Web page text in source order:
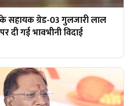
सहायक ग्रेड-03 गुलजारी लाल
दी गई भावभीनी विदाई